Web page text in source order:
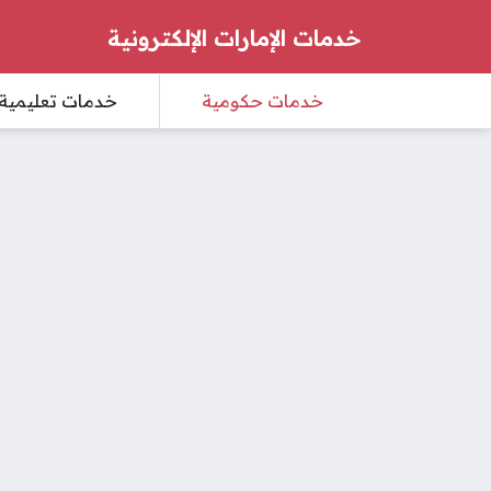
خدمات الإمارات الإلكترونية
خدمات حكومية خدمات تعليمية